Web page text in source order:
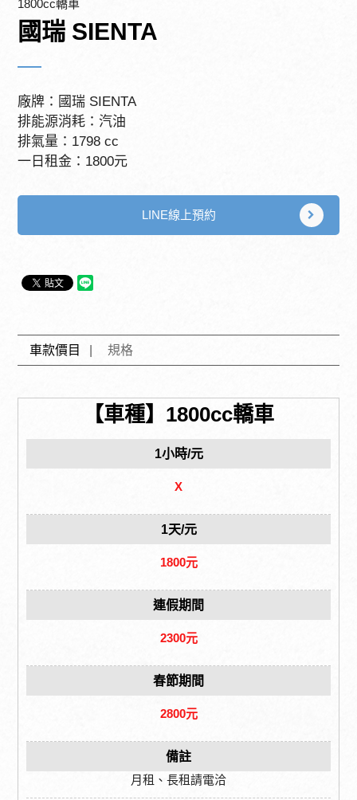
1800cc轎車
國瑞 SIENTA
廠牌：國瑞 SIENTA
排能源消耗：汽油
排氣量：1798 cc
一日租金：1800元
LINE線上預約
車款價目 規格
【車種】1800cc轎車
1小時/元
X
1天/元
1800元
連假期間
2300元
春節期間
2800元
備註
月租、長租請電洽